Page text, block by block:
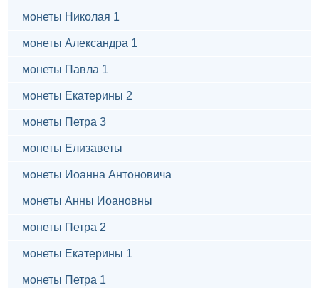
монеты Николая 1
монеты Александра 1
монеты Павла 1
монеты Екатерины 2
монеты Петра 3
монеты Елизаветы
монеты Иоанна Антоновича
монеты Анны Иоановны
монеты Петра 2
монеты Екатерины 1
монеты Петра 1